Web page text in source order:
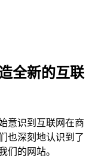
全新的互联
意识到互联网在商
也深刻地认识到了
们的网站。